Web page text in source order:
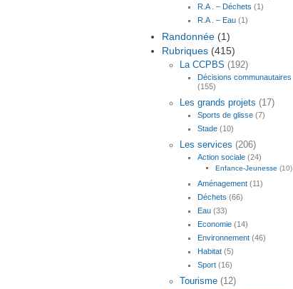
R.A . – Déchets (1)
R.A . – Eau (1)
Randonnée (1)
Rubriques (415)
La CCPBS (192)
Décisions communautaires
(155)
Les grands projets (17)
Sports de glisse (7)
Stade (10)
Les services (206)
Action sociale (24)
Enfance-Jeunesse (10)
Aménagement (11)
Déchets (66)
Eau (33)
Economie (14)
Environnement (46)
Habitat (5)
Sport (16)
Tourisme (12)